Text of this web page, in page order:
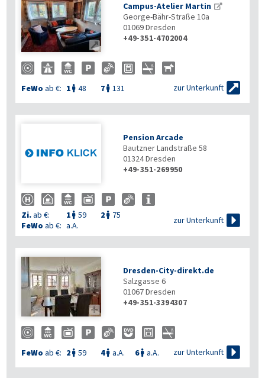

Campus-Atelier Martin
George-Bähr-Straße 10a
01069Dresden
+49-351-4702004
FeWo ab €: 1  48 7  131 zur Unterkunft 
Pension Arcade
Bautzner Landstraße 58
01324Dresden
+49-351-269950
Zi.ab €: 1  59 2  75
FeWo ab €: a.A.
zur Unterkunft 

Dresden-City-direkt.de
Salzgasse 6
01067Dresden
+49-351-3394307
FeWo ab €: 2  59 4 a.A. 6 a.A. zur Unterkunft 